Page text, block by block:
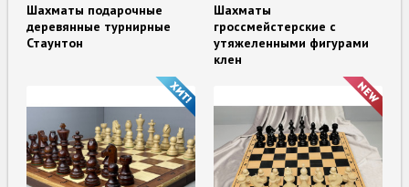
Шахматы подарочные
деревянные турнирные
Стаунтон
Шахматы
гроссмейстерские с
утяжеленными фигурами
клен